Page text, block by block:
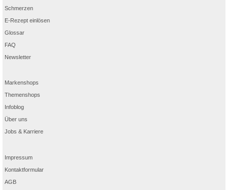
Schmerzen
E-Rezept einlösen
Glossar
FAQ
Newsletter
Markenshops
Themenshops
Infoblog
Über uns
Jobs & Karriere
Impressum
Kontaktformular
AGB